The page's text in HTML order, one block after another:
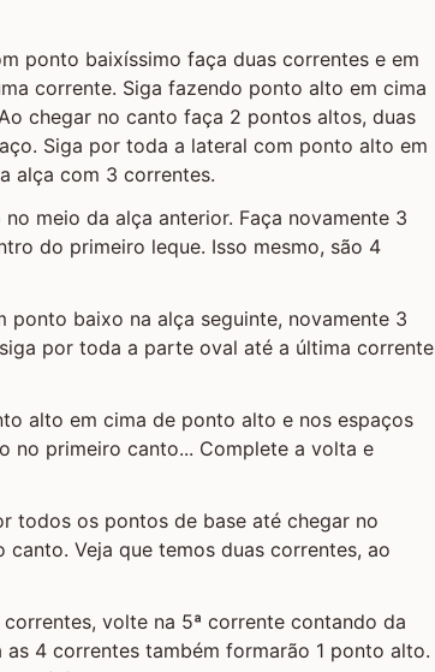
ponto baixíssimo faça duas correntes e em
corrente. Siga fazendo ponto alto em cima
chegar no canto faça 2 pontos altos, duas
Siga por toda a lateral com ponto alto em
alça com 3 correntes.
meio da alça anterior. Faça novamente 3
do primeiro leque. Isso mesmo, são 4
ponto baixo na alça seguinte, novamente 3
por toda a parte oval até a última corrente
alto em cima de ponto alto e nos espaços
no primeiro canto... Complete a volta e
todos os pontos de base até chegar no
Veja que temos duas correntes, ao
volte na 5ª corrente contando da
4 correntes também formarão 1 ponto alto.